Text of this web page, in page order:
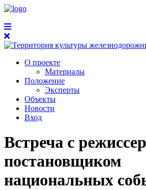
О проекте
Материалы
Положение
Эксперты
Объекты
Новости
Вход
Встреча с
постановщиком
национальных